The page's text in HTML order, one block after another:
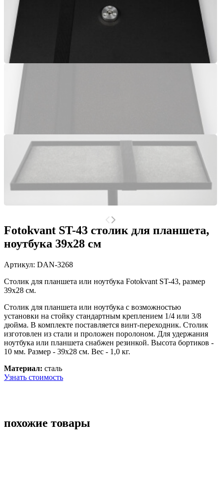
Fotokvant ST-43 столик для планшета,
ноутбука 39х28 см
Артикул: DAN-3268
Столик для планшета или ноутбука Fotokvant ST-43, размер
39х28 см.
Столик для планшета или ноутбука с возможностью
установки на стойку стандартным креплением 1/4 или 3/8
дюйма. В комплекте поставляется винт-переходник. Столик
изготовлен из стали и проложен поролоном. Для удержания
ноутбука или планшета снабжен резинкой. Высота бортиков -
10 мм. Размер - 39х28 см. Вес - 1,0 кг.
Материал: сталь
Узнать стоимость
похожие товары